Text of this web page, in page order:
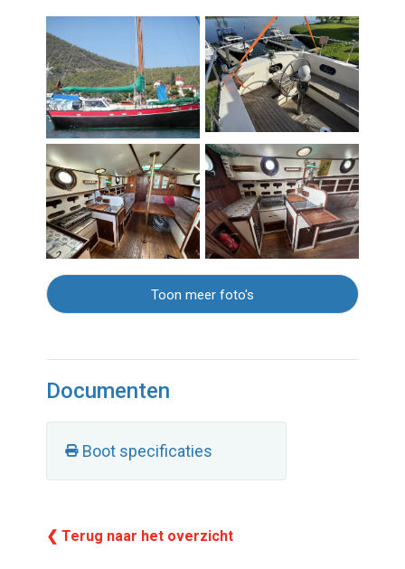
Toon meer foto's
Documenten
Boot specificaties
❮ Terug naar het overzicht